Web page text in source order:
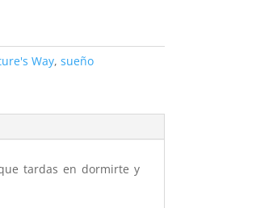
Way, sueño
tardas en dormirte y